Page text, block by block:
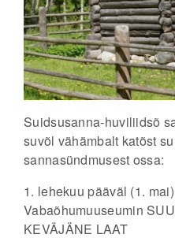
Suidsusanna-huviliidsõ
suvõl vähämbalt katõst
sannasündmusest ossa:
1. lehekuu pääväl (1.
Vabaõhumuuseumin
KEVÄJÄNE LAAT